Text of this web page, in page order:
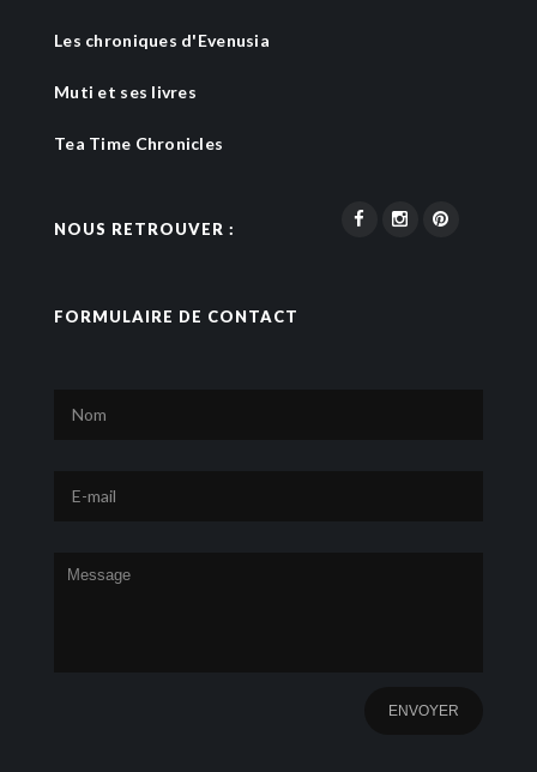
Les chroniques d'Evenusia
Muti et ses livres
Tea Time Chronicles
NOUS RETROUVER :
FORMULAIRE DE CONTACT